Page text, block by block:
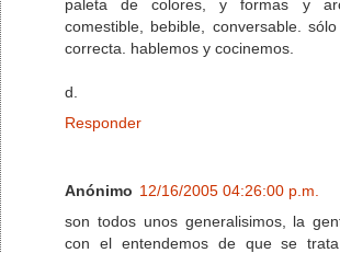
paleta de colores, y formas y
comestible, bebible, conversable.
correcta. hablemos y cocinemos.
d.
Responder
Anónimo 12/16/2005 04:26:00 p.m.
son todos unos generalisimos, la
con el entendemos de que se